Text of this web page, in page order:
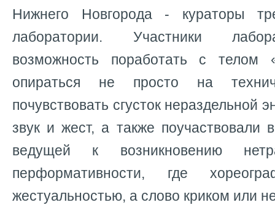
Нижнего Новгорода - кураторы
лаборатории. Участники
возможность поработать с телом
опираться не просто на
почувствовать сгусток нераздельной
звук и жест, а также поучаствовали
ведущей к возникновению
перформативности, где
жестуальностью, а слово криком или